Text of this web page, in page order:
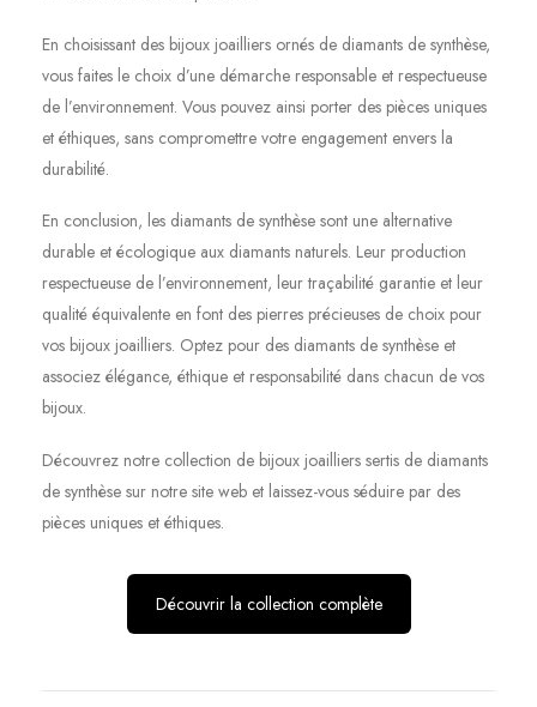
En choisissant des bijoux joailliers ornés de diamants de synthèse,
vous faites le choix d’une démarche responsable et respectueuse
de l’environnement. Vous pouvez ainsi porter des pièces uniques
et éthiques, sans compromettre votre engagement envers la
durabilité.
En conclusion, les diamants de synthèse sont une alternative
durable et écologique aux diamants naturels. Leur production
respectueuse de l’environnement, leur traçabilité garantie et leur
qualité équivalente en font des pierres précieuses de choix pour
vos bijoux joailliers. Optez pour des diamants de synthèse et
associez élégance, éthique et responsabilité dans chacun de vos
bijoux.
Découvrez notre collection de bijoux joailliers sertis de diamants
de synthèse sur notre site web et laissez-vous séduire par des
pièces uniques et éthiques.
Découvrir la collection complète